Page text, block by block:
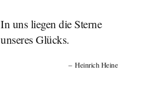
In uns liegen die Sterne
unseres Glücks.
Heinrich Heine